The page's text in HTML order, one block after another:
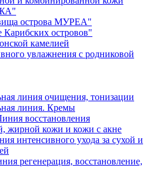
острова МУРЕА"
островов"
камелией
увлажнения с родниковой
линия очищения, тонизации
линия. Кремы
восстановления
жирной кожи и кожи с акне
интенсивного ухода за сухой и
регенерация, восстановление,